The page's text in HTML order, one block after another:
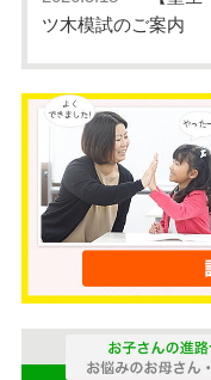
ツ木模試のご案内